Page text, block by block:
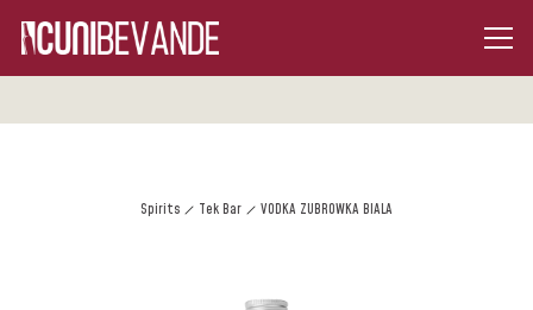
Spirits Tek Bar VODKA ZUBROWKA BIALA